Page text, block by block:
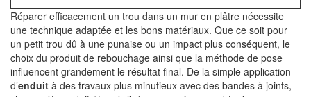
Réparer efficacement un trou dans un mur en plâtre nécessite
une technique adaptée et les bons matériaux. Que ce soit pour
un petit trou dû à une punaise ou un impact plus conséquent, le
choix du produit de rebouchage ainsi que la méthode de pose
influencent grandement le résultat final. De la simple application
d’enduit à des travaux plus minutieux avec des bandes à joints,